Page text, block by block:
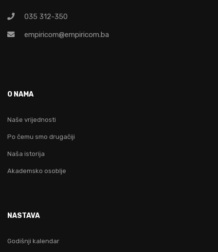
035 312-350
empiricom@empiricom.ba
O NAMA
Naše vrijednosti
Po čemu smo drugačiji
Naša istorija
Akademsko osoblje
NASTAVA
Godišnji kalendar